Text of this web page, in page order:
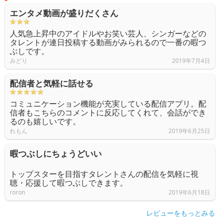
エンタメ動画が盛りだくさん
人気急上昇中のアイドルやお笑い芸人、シンガーなどの
タレントが連日投稿する動画がみられるので一番の暇つ
ぶしです。
みどり 2019年7月4日
配信者と気軽に話せる
コミュニケーション機能が充実している配信アプリ。配
信者もこちらのコメントに反応してくれて、会話ができ
るのも嬉しいです。
れもん 2019年6月25日
暇つぶしにちょうどいい
トップスターを目指すタレントさんの配信を気軽に視
聴・応援して暇つぶしできます。
roron 2019年6月18日
レビューをもっとみる